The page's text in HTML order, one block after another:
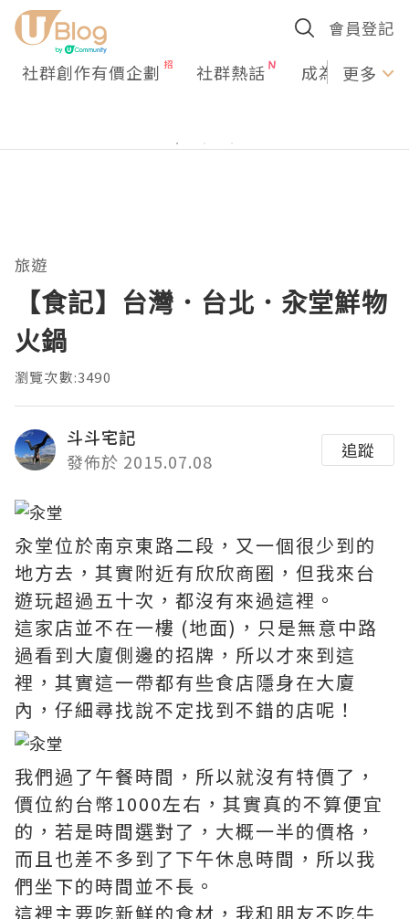
會員登記
社群創作有價企劃 社群熱話 成為U更多
旅遊
【食記】台灣．台北．汆堂鮮物
火鍋
瀏覽次數:3490
斗斗宅記
發佈於 2015.07.08
追蹤
汆堂位於南京東路二段，又一個很少到的
地方去，其實附近有欣欣商圈，但我來台
遊玩超過五十次，都沒有來過這裡。
這家店並不在一樓 (地面)，只是無意中路
過看到大廈側邊的招牌，所以才來到這
裡，其實這一帶都有些食店隱身在大廈
內，仔細尋找說不定找到不錯的店呢！
我們過了午餐時間，所以就沒有特價了，
價位約台幣1000左右，其實真的不算便宜
的，若是時間選對了，大概一半的價格，
而且也差不多到了下午休息時間，所以我
們坐下的時間並不長。
這裡主要吃新鮮的食材，我和朋友不吃牛